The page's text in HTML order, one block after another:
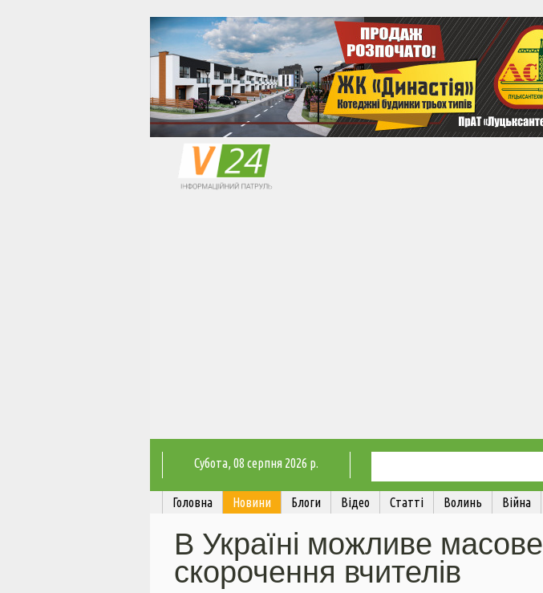
Субота, 08 серпня 2026 р.
Головна Новини Блоги Відео Статті Волинь Війна
В Україні можливе масове
скорочення вчителів